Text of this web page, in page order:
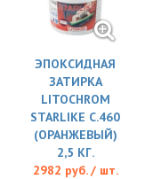
ЭПОКСИДНАЯ
ЗАТИРКА
LITOCHROM
STARLIKE C.460
(ОРАНЖЕВЫЙ)
2,5 КГ.
2982 руб. / шт.